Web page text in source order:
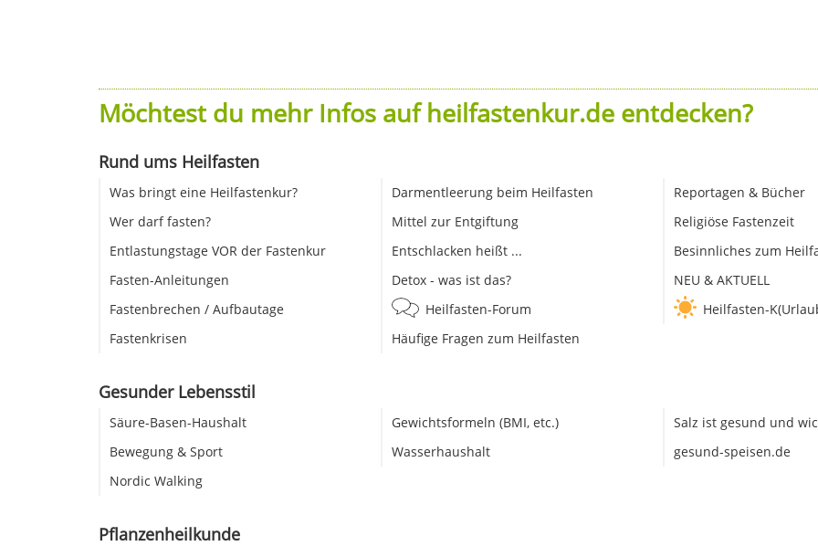
Möchtest du mehr Infos auf heilfastenkur.de entdecken?
Rund ums Heilfasten
Was bringt eine Heilfastenkur?
Wer darf fasten?
Entlastungstage VOR der Fastenkur
Fasten-Anleitungen
Fastenbrechen / Aufbautage
Fastenkrisen
Darmentleerung beim Heilfasten
Mittel zur Entgiftung
Entschlacken heißt ...
Detox - was ist das?
Heilfasten-Forum
Häufige Fragen zum Heilfasten
Reportagen & Bücher
Religiöse Fastenzeit
Besinnliches zum
NEU & AKTUELL
Heilfasten-
Gesunder Lebensstil
Säure-Basen-Haushalt
Bewegung & Sport
Nordic Walking
Gewichtsformeln (BMI, etc.)
Wasserhaushalt
Salz ist gesund und
gesund-speisen.de
Pflanzenheilkunde